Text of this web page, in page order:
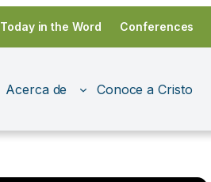
Today in the Word Conferences
Acerca de Conoce a Cristo